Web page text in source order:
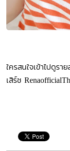
ใครสนใจเข้าไปดูรา
เสิร์ช